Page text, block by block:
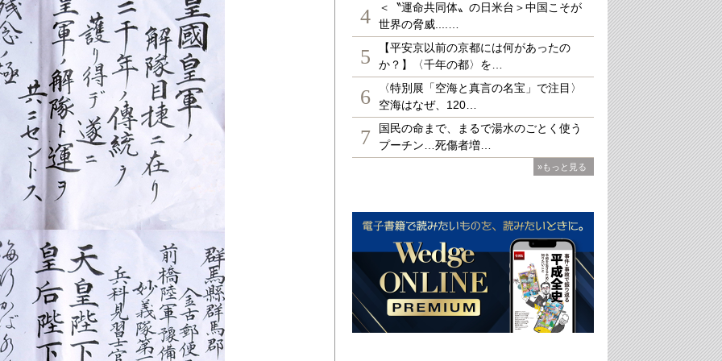
4
＜〝運命共同体〟の日米台＞中国こそが
世界の脅威....…
5
【平安京以前の京都には何があったの
か？】〈千年の都〉を…
6
〈特別展「空海と真言の名宝」で注目〉
空海はなぜ、120…
7
国民の命まで、まるで湯水のごとく使う
プーチン…死傷者増…
»もっと見る